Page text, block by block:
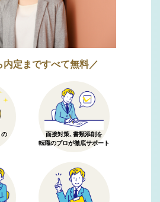
内定まですべて無料／
の
面接対策、書類添削を
転職のプロが徹底サポート